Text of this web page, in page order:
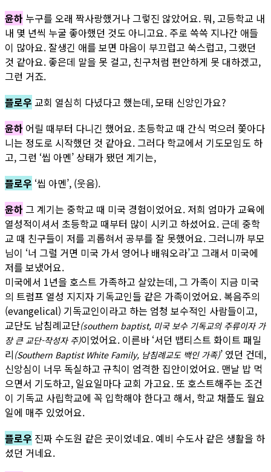
윤하 누구를 오래 짝사랑했거나 그렇진 않았어요. 뭐, 고등학교 내
내 몇 년씩 누굴 좋아했던 것도 아니고요. 주로 쓱쓱 지나간 애들
이 많아요. 잘생긴 애를 보면 마음이 부끄럽고 쑥스럽고, 그랬던
것 같아요. 좋은데 말을 못 걸고, 친구처럼 편안하게 못 대하겠고,
그런 거죠.
플로우 교회 열심히 다녔다고 했는데, 모태 신앙인가요?
윤하 어릴 때부터 다니긴 했어요. 초등학교 때 간식 먹으러 쫓아다
니는 정도로 시작했던 것 같아요. 그러다 학교에서 기도모임도 하
고, 그런 ‘씹 아멘’ 상태가 됐던 계기는,
플로우 ‘씹 아멘’, (웃음).
윤하 그 계기는 중학교 때 미국 경험이었어요. 저희 엄마가 교육에
열성적이셔서 초등학교 때부터 많이 시키고 하셨어요. 근데 중학
교 때 친구들이 저를 괴롭혀서 공부를 잘 못했어요. 그러니까 부모
님이 ‘너 그럴 거면 미국 가서 영어나 배워오라’고 그래서 미국에
저를 보냈어요.
미국에서 1년을 호스트 가족하고 살았는데, 그 가족이 지금 미국
의 트럼프 열성 지지자 기독교인들 같은 가족이었어요. 복음주의
(evangelical) 기독교인이라고 하는 엄청 보수적인 사람들이고,
교단도 남침례교단(southern baptist, 미국 보수 기독교의 주류이자 가
장 큰 교단-작성자 주)이었어요. 이른바 ‘서던 뱁티스트 화이트 패밀
리 (Southern Baptist White Family, 남침례교도 백인 가족)’ 였던 건데,
신앙심이 너무 독실하고 규칙이 엄격한 집안이었어요. 맨날 밥 먹
으면서 기도하고, 일요일마다 교회 가고요. 또 호스트해주는 조건
이 기독교 사립학교에 꼭 입학해야 한다고 해서, 학교 채플도 월요
일에 매주 있었어요.
플로우 진짜 수도원 같은 곳이었네요. 예비 수도사 같은 생활을 하
셨던 거네요.